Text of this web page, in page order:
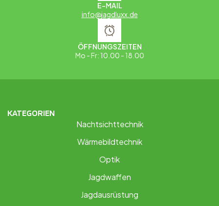
E-MAIL
info@jagdluxx.de
ÖFFNUNGSZEITEN
Mo - Fr: 10.00 - 18.00
KATEGORIEN
Nachtsichttechnik
Wärmebildtechnik
Optik
Jagdwaffen
Jagdausrüstung